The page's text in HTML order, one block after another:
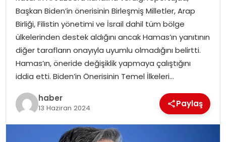
SAĞLIK
SOSYAL HABER
Başkan Biden’in önerisinin Birleşmiş Milletler, Arap
Birliği, Filistin yönetimi ve İsrail dahil tüm bölge
ülkelerinden destek aldığını ancak Hamas’ın yanıtının
diğer tarafların onayıyla uyumlu olmadığını belirtti.
Hamas’ın, öneride değişiklik yapmaya çalıştığını
iddia etti. Biden’in Önerisinin Temel İlkeleri…
haber
13 Haziran 2024 Paylaş